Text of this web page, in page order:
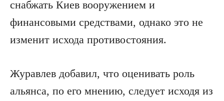
снабжать Киев вооружением и
финансовыми средствами, однако это не
изменит исхода противостояния.
Журавлев добавил, что оценивать роль
альянса, по его мнению, следует исходя из